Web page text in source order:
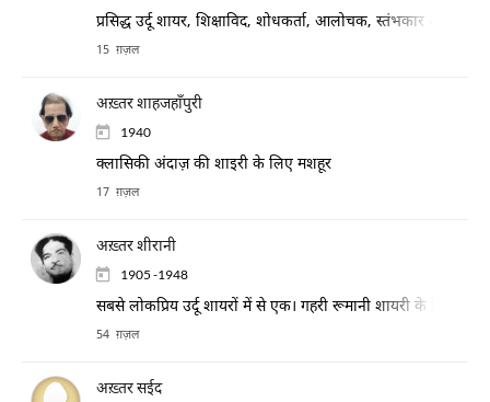
प्रसिद्ध उर्दू शायर, शिक्षाविद, शोधकर्ता, आलोचक, स्तंभकार और
15 ग़ज़ल
अख़्तर शाहजहाँपुरी
1940
क्लासिकी अंदाज़ की शाइरी के लिए मशहूर
17 ग़ज़ल
अख़्तर शीरानी
1905 -1948
सबसे लोकप्रिय उर्दू शायरों में से एक। गहरी रूमानी शायरी के लिए
54 ग़ज़ल
अख़्तर सईद